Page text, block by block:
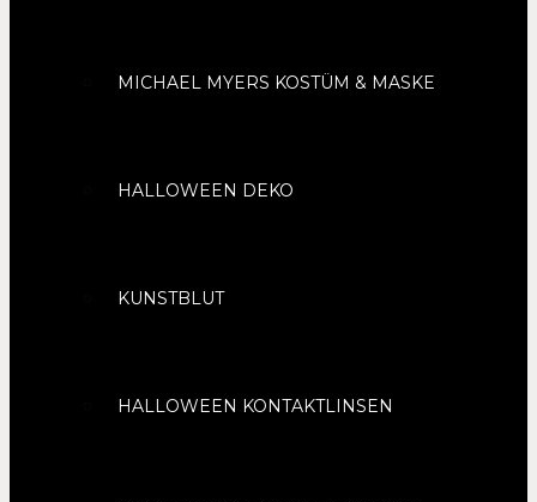
MICHAEL MYERS KOSTÜM & MASKE
HALLOWEEN DEKO
KUNSTBLUT
HALLOWEEN KONTAKTLINSEN